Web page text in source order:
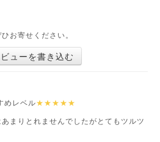
お寄せください。
ューを書き込む
めレベル★★★★★
まりとれませんでしたがとてもツルツ